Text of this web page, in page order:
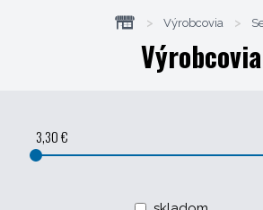
> Výrobcovia >
Výrobcovia
3,30 €